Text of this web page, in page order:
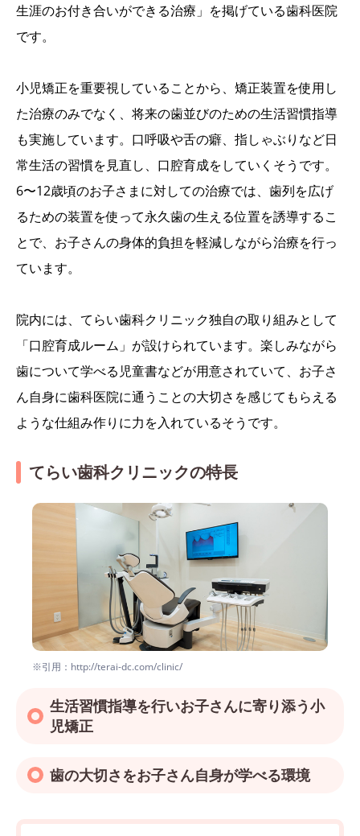
生涯のお付き合いができる治療」を掲げている歯科医院
です。
小児矯正を重要視していることから、矯正装置を使用し
た治療のみでなく、将来の歯並びのための生活習慣指導
も実施しています。口呼吸や舌の癖、指しゃぶりなど日
常生活の習慣を見直し、口腔育成をしていくそうです。
6〜12歳頃のお子さまに対しての治療では、歯列を広げ
るための装置を使って永久歯の生える位置を誘導するこ
とで、お子さんの身体的負担を軽減しながら治療を行っ
ています。
院内には、てらい歯科クリニック独自の取り組みとして
「口腔育成ルーム」が設けられています。楽しみながら
歯について学べる児童書などが用意されていて、お子さ
ん自身に歯科医院に通うことの大切さを感じてもらえる
ような仕組み作りに力を入れているそうです。
てらい歯科クリニックの特長
※引用：http://terai-dc.com/clinic/
生活習慣指導を行いお子さんに寄り添う小
児矯正
歯の大切さをお子さん自身が学べる環境